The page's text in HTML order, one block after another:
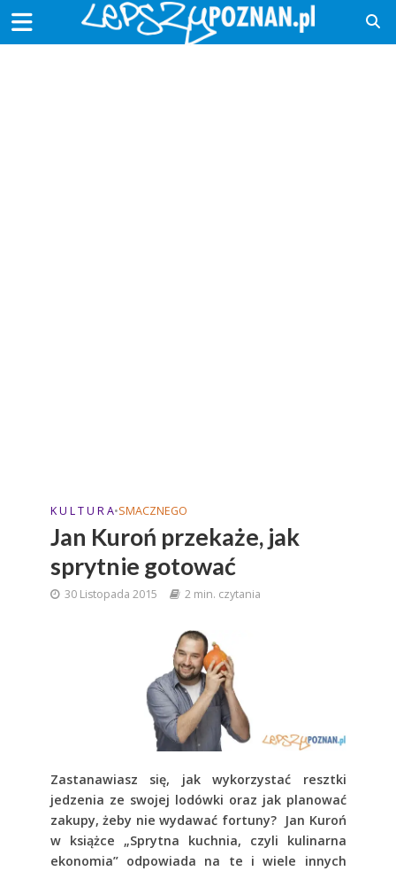
K U L T U R A•SMACZNEGO
Jan Kuroń przekaże, jak
sprytnie gotować
30 Listopada 2015 2 min. czytania
Zastanawiasz się, jak wykorzystać resztki
jedzenia ze swojej lodówki oraz jak planować
zakupy, żeby nie wydawać fortuny? Jan Kuroń
w książce „Sprytna kuchnia, czyli kulinarna
ekonomia” odpowiada na te i wiele innych